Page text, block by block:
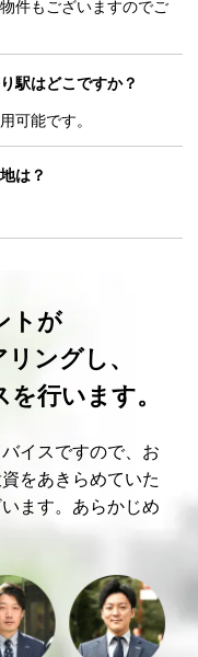
件もございますのでご
駅はどこですか？
可能です。
は？
トが
ングし、
行います。
イスですので、お
をあきらめていた
ます。あらかじめ